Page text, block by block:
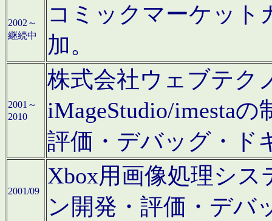
2002～
継続中
コミックマーケット
加。
2001～
2010
株式会社ウェブテク
iMageStudio/imesta
評価・デバッグ・ド
2001/09
Xbox用画像処理シ
ン開発・評価・デバ